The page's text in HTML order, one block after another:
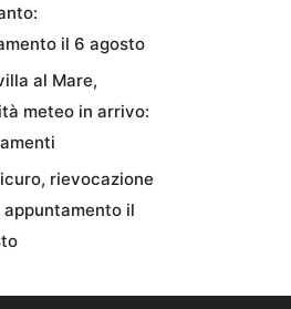
il 6 agosto
al Mare,
meteo in arrivo:
rievocazione
il